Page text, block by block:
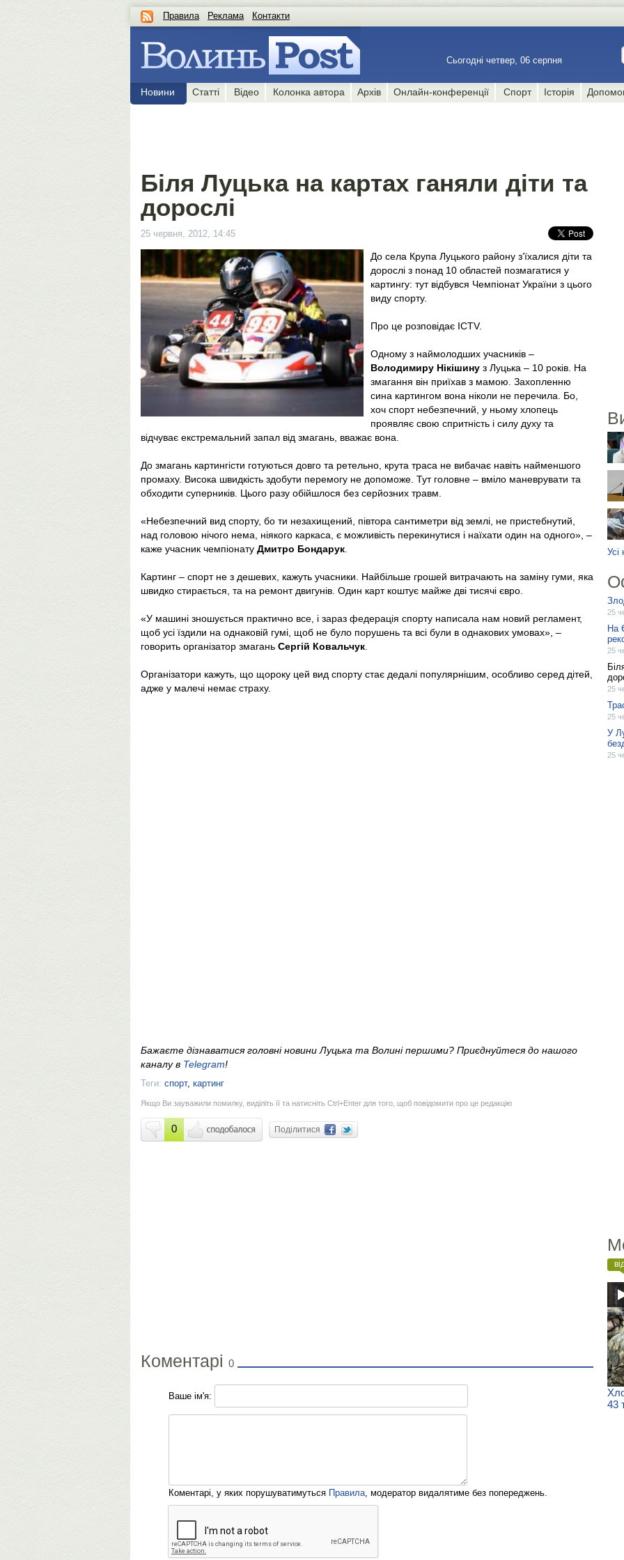
Правила Реклама Контакти
Сьогодні четвер, 06 серпня
Новини Статті Відео Колонка автора Архів Онлайн-конференції Спорт Історія
Біля Луцька на картах ганяли діти та
дорослі
25 червня, 2012, 14:45
До села Крупа Луцького району з’їхалися діти та
дорослі з понад 10 областей позмагатися у
картингу: тут відбувся Чемпіонат України з цього
виду спорту.
Про це розповідає ICTV.
Одному з наймолодших учасників –
Володимиру Нікішину з Луцька – 10 років. На
змагання він приїхав з мамою. Захопленню
сина картингом вона ніколи не перечила. Бо,
хоч спорт небезпечний, у ньому хлопець
проявляє свою спритність і силу духу та
відчуває екстремальний запал від змагань, вважає вона.
До змагань картингісти готуються довго та ретельно, крута траса не вибачає навіть найменшого
промаху. Висока швидкість здобути перемогу не допоможе. Тут головне – вміло маневрувати та
обходити суперників. Цього разу обійшлося без серйозних травм.
«Небезпечний вид спорту, бо ти незахищений, півтора сантиметри від землі, не пристебнутий,
над головою нічого нема, ніякого каркаса, є можливість перекинутися і наїхати один на одного», –
каже учасник чемпіонату Дмитро Бондарук
Картинг – спорт не з дешевих, кажуть учасники. Найбільше грошей витрачають на заміну гуми, яка
швидко стирається, та на ремонт двигунів. Один карт коштує майже дві тисячі євро.
«У машині зношується практично все, і зараз федерація спорту написала нам новий регламент,
щоб усі їздили на однаковій гумі, щоб не було порушень та всі були в однакових умовах», –
говорить організатор змагань Сергій Ковальчук
Організатори кажуть, що щороку цей вид спорту стає дедалі популярнішим, особливо серед дітей,
адже у малечі немає страху.
Бажаєте дізнаватися головні новини Луцька та Волині першими? Приєднуйтеся до нашого
каналу в Telegram!
Теги: спорт, картинг
Якщо Ви зауважили помилку, виділіть її та натисніть Ctrl+Enter для того, щоб повідомити про це редакцію
0 Поділитися
Коментарі 0
Ваше ім'я:
Коментарі, у яких порушуватимуться Правила, модератор видалятиме без попереджень.
Усі
25
На
25
25
25
У
25
43